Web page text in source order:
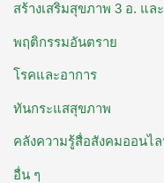
สร้างเสริมสุขภาพ 3 อ. ​แล
พฤติกรรมอันตราย
โรคและอาการ
ทันกระแสสุขภาพ
คลังความรู้สื่อสังคมออนไ
อื่น ๆ